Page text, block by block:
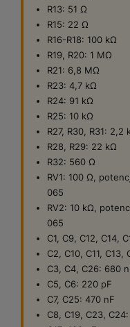
R13: 51 Ω
R15: 22 Ω
R16-R18: 100 kΩ
R19, R20: 1 MΩ
R21: 6,8 MΩ
R23: 4,7 kΩ
R24: 91 kΩ
R25: 10 kΩ
R27, R30, R31: 2,2
R28, R29: 22 kΩ
R32: 560 Ω
RV1: 100 Ω,
065
RV2: 10 kΩ,
065
C1, C9, C12, C14,
C2, C10, C11, C13,
C3, C4, C26: 680
C5, C6: 220 pF
C7, C25: 470 nF
C8, C19, C23,